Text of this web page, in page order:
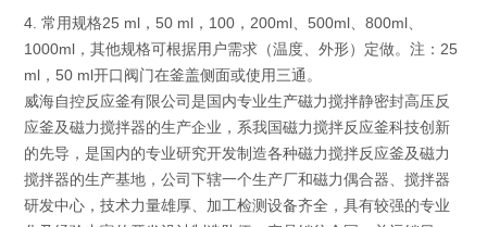
4. 常用规格25 ml，50 ml，100，200ml、500ml、800ml、
1000ml，其他规格可根据用户需求（温度、外形）定做。注：25
ml，50 ml开口阀门在釜盖侧面或使用三通。
威海自控反应釜有限公司是国内专业生产磁力搅拌静密封高压反
应釜及磁力搅拌器的生产企业，系我国磁力搅拌反应釜科技创新
的先导，是国内的专业研究开发制造各种磁力搅拌反应釜及磁力
搅拌器的生产基地，公司下辖一个生产厂和磁力偶合器、搅拌器
研发中心，技术力量雄厚、加工检测设备齐全，具有较强的专业